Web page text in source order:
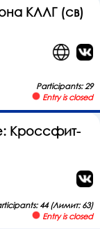
КЛЛГ (св)
Participants: 29
Entry is closed
Кроссфит-
44 (Лимит: 63)
Entry is closed